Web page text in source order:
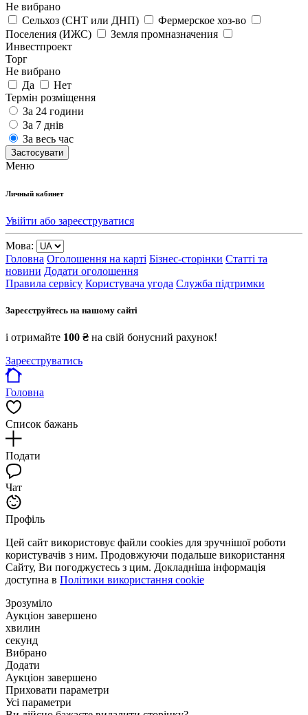
Не вибрано
Сельхоз (СНТ или ДНП)
Фермерское хоз-во
Поселения (ИЖС)
Земля промназначения
Инвестпроект
Торг
Не вибрано
Да
Нет
Термін розміщення
За 24 години
За 7 днів
За весь час
Застосувати
Меню
Личный кабинет
Увійти або зареєструватися
Мова:
Головна Оголошення на карті Бізнес-сторінки Статті та
новини Додати оголошення
Правила сервісу Користувача угода Служба підтримки
Зареєструйтесь на нашому сайті
і отримайте 100 ₴ на свій бонусний рахунок!
Зареєструватись
Головна
Список бажань
Подати
Чат
Профіль
Цей сайт використовує файли cookies для зручнішої роботи
користувачів з ним. Продовжуючи подальше використання
Сайту, Ви погоджуєтесь з цим. Докладніша інформація
доступна в Політики використання cookie
Зрозуміло
Аукціон завершено
хвилин
секунд
Вибрано
Додати
Аукціон завершено
Приховати параметри
Усі параметри